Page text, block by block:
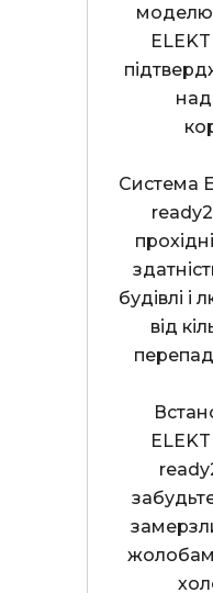
Система
будівлі
від